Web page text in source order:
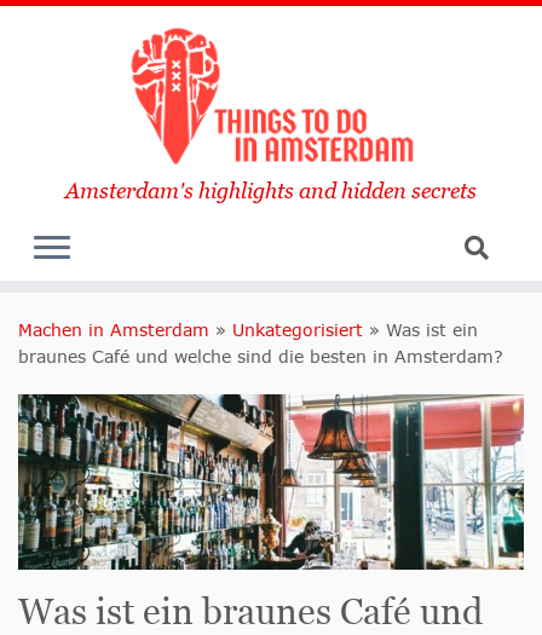
Amsterdam's highlights and hidden secrets
Machen in Amsterdam » Unkategorisiert » Was ist ein
braunes Café und welche sind die besten in Amsterdam?
Was ist ein braunes Café und